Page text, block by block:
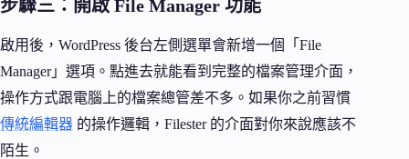
步驟三：開啟 File Manager 功能
啟用後，WordPress 後台左側選單會新增一個「File
Manager」選項。點進去就能看到完整的檔案管理介面，
操作方式跟電腦上的檔案總管差不多。如果你之前習慣
傳統編輯器 的操作邏輯，Filester 的介面對你來說應該不
陌生。